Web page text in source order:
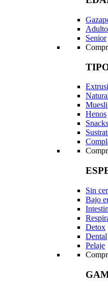
Adulto
Senior
Muesli
Henos
Snacks
Sin
Bajo
Detox
Dental
Pelaje